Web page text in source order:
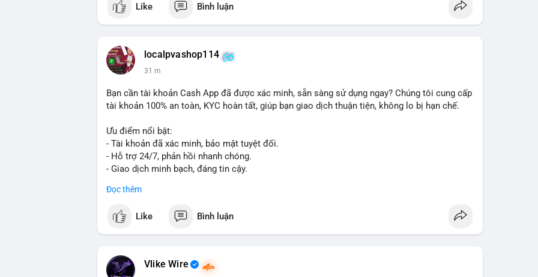
📰 Nguồn: Cointelegraph
Like Bình luận
localpvashop114
31 m
Bạn cần tài khoản Cash App đã được xác minh, sẵn sàng sử dụng ngay? Chúng tôi cung cấp
tài khoản 100% an toàn, KYC hoàn tất, giúp bạn giao dịch thuận tiện, không lo bị hạn chế.
Ưu điểm nổi bật:
- Tài khoản đã xác minh, bảo mật tuyệt đối.
- Hỗ trợ 24/7, phản hồi nhanh chóng.
- Giao dịch minh bạch, đáng tin cậy.
Liên hệ ngay để được tư vấn và sở hữu tài khoản ngay hôm nay:
✈️ Telegram: @localpvashop
📧 Email: localpvashop@gmail.com
Đọc thêm
Like Bình luận
Vlike Wire